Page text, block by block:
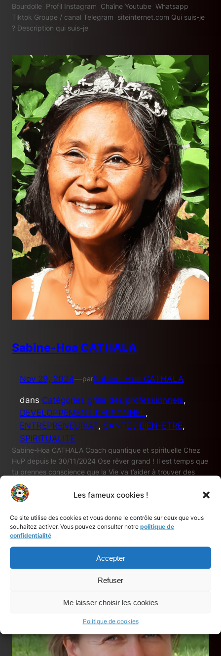
Les fameux cookies !
Ce site utilise des cookies et vous donne le contrôle sur ceux que vous
souhaitez activer. Vous pouvez consulter notre politique de
confidentialité
Accepter
Refuser
Me laisser choisir les cookies
Politique de cookies
Bourdolle Profil Instagram Chaîne Youtube Whatsapp
Tiktok Groupe / canal Telegram siteinternet.com Qui suis-je
? Description qui suis-je
Sabine-Hoa CATHALA
Nov 29, 2024—parSabine-Hoa CATHALA
dans Catégories grille des professionnels
DEVELOPPEMENT PERSONNEL
ENTREPRENEURIAT, SANTE / BIEN-ETRE
SPIRITUALITE
Sabine-Hoa CATHALA Coach quantique et spirituelle Chez
HuP depuis le 30/11/2024 Ose rêver grand ! Il est temps que
tu prennes conscience que la Vie va t’aider à trouver des
solutions ! Qu’est-ce qui te fait vibrer ? Et si tes rêves
devenaient réalité ! Et ta Vie magique… Tous mes liens Profil
Facebook Profil…